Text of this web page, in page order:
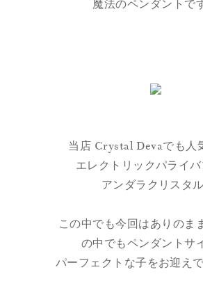
魔法のペンダントで
当店 Crystal Devaでも人
エレクトリックパライ
アンダラクリスタ
この中でも今回はありのま
の中でもペンダントサ
パーフェクトな子をお迎え